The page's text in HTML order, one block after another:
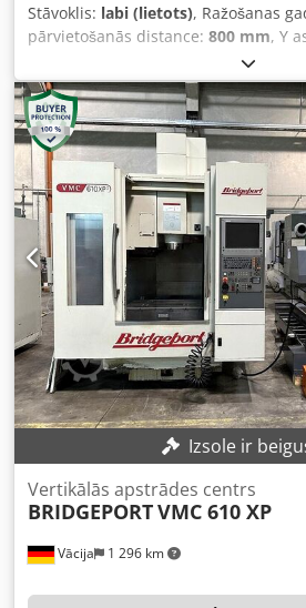
Stāvoklis: labi (lietots), Ražošanas
pārvietošanās distance: 800 mm, Y
, Z ass
kontrolieru ražotājs:Heidenhain
augstums:2 750 mm, kopējais
kopējais platums:2 250 mm, galda
galda garums:1 000 mm, galda
svars:
4 200 kg, vārpstas ātrums
vārpstas ātrums (maks.):
12 000
šķidruma padeve: 20 stieple,
vārpstas galam:665 mm , vārpstas
W, vārpstas uzgalis: SK40 ,
bezgalīgi regulējams, skaidu
ceļš X/Y/Z 800/510/600 mm, vadība
vārpstas jauda 13 kW, apgriezieni 5-
konuss, galda izmērs 490x1000 mm,
slodze 750 kg, instrumentu žurnāls
4050x2250x2750 mm, apmēram
Renishaw OMP 60 mērīšanas zonde,
20 bar spiedienu, instrumentu
rokasgrāmatas. Dcjdpfxezblfge Apmek
Izsole ir
Vācija 1 296 km
Vertikālās apstrādes centrs
BRIDGEPORTVMC 610 XP